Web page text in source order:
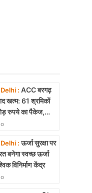
: ACC बरगढ़
खत्म: 61 श्रमिकों
रुपये का पैकेज,
:ऊर्जा सुरक्षा पर
बनेगा स्वच्छ ऊर्जा
विनिर्माण केंद्र